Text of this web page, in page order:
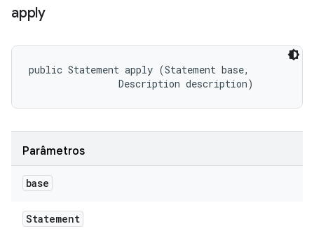
apply
public Statement apply (Statement base,
                Description description)
Parâmetros
base
Statement